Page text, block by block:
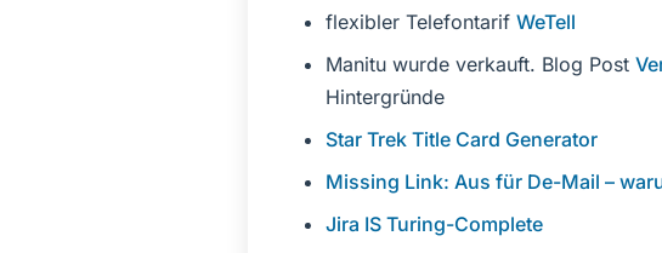
flexibler Telefontarif WeTell
Manitu wurde verkauft. Blog Post
Hintergründe
Star Trek Title Card Generator
Missing Link: Aus für De-Mail –
Jira IS Turing-Complete